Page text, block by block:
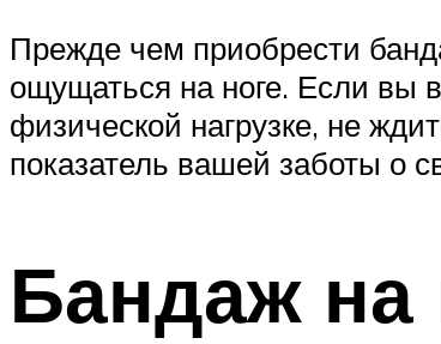
Прежде чем приобрести
ощущаться на ноге. Если вы
физической нагрузке, не
показатель вашей заботы о
Бандаж на